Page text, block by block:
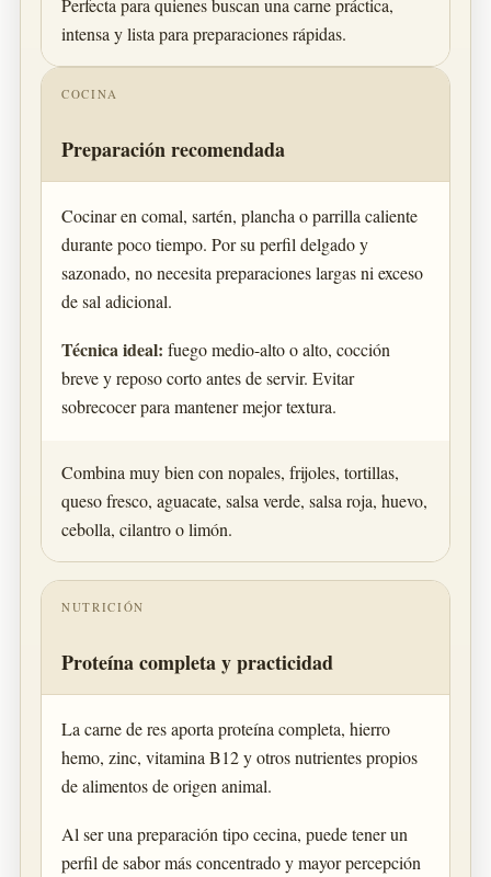
intensa y lista para preparaciones rápidas.
COCINA
Preparación recomendada
Cocinar en comal, sartén, plancha o parrilla caliente
durante poco tiempo. Por su perfil delgado y
sazonado, no necesita preparaciones largas ni exceso
de sal adicional.
Técnica ideal: fuego medio-alto o alto, cocción
breve y reposo corto antes de servir. Evitar
sobrecocer para mantener mejor textura.
Combina muy bien con nopales, frijoles, tortillas,
queso fresco, aguacate, salsa verde, salsa roja, huevo,
cebolla, cilantro o limón.
NUTRICIÓN
Proteína completa y practicidad
La carne de res aporta proteína completa, hierro
hemo, zinc, vitamina B12 y otros nutrientes propios
de alimentos de origen animal.
Al ser una preparación tipo cecina, puede tener un
perfil de sabor más concentrado y mayor percepción